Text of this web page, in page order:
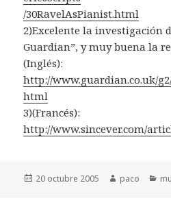
/30RavelAsPianist.html
2)Excelente la investigación
Guardian”, y muy buena la
(Inglés):
http://www.guardian.co.uk/g2/
html
3)(Francés):
http://www.sincever.com/
Publicado
20 octubre 2005 Autor
paco